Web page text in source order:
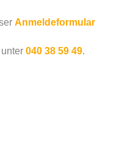
Anmeldeformular
040 38 59 49.